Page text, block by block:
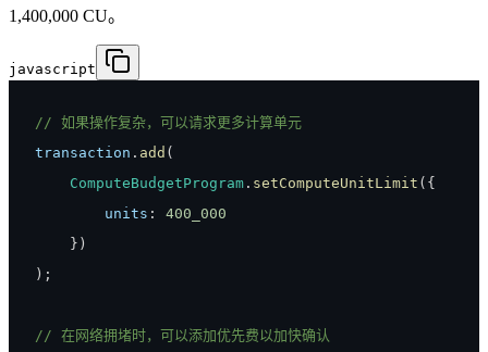
1,400,000 CU。
javascript
// 如果操作复杂，可以请求更多计算单元
transaction . add (
ComputeBudgetProgram . setComputeUnitLimit ( {
units :
400_000
} )
) ;
// 在网络拥堵时，可以添加优先费以加快确认